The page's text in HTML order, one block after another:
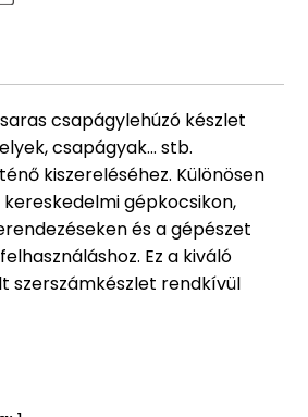
csapágylehúzó készlet
csapágyak... stb.
kiszereléséhez. Különösen
gépkocsikon,
és a gépészet
Ez a kiváló
szerszámkészlet rendkívül